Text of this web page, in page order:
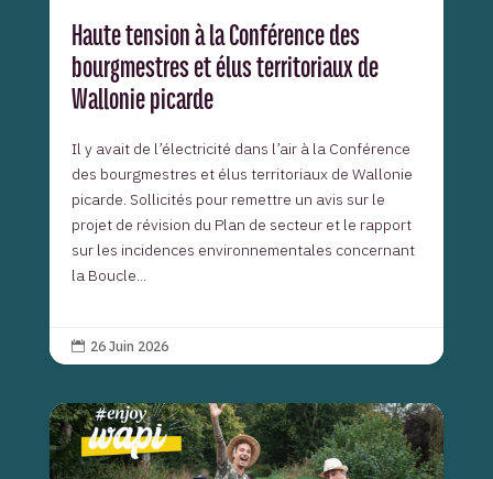
Haute tension à la Conférence des
bourgmestres et élus territoriaux de
Wallonie picarde
Il y avait de l’électricité dans l’air à la Conférence
des bourgmestres et élus territoriaux de Wallonie
picarde. Sollicités pour remettre un avis sur le
projet de révision du Plan de secteur et le rapport
sur les incidences environnementales concernant
la Boucle...
 26 Juin 2026